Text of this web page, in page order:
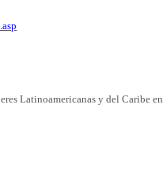
Latinoamericanas y del Caribe